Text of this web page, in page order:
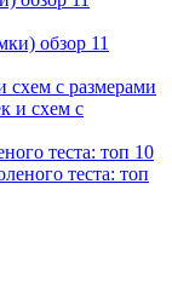
схем с размерами
теста: топ 10